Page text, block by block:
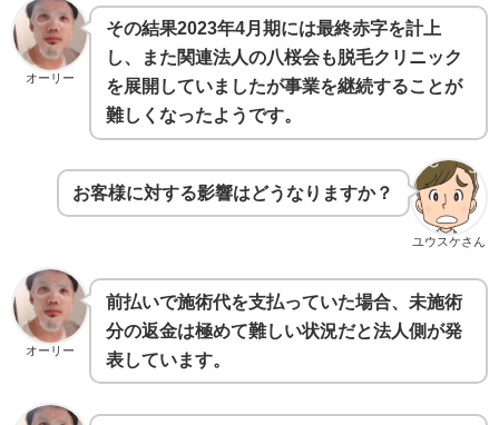
オーリー
その結果2023年4月期には最終赤字を計上
し、また関連法人の八桜会も脱毛クリニック
を展開していましたが事業を継続することが
難しくなったようです。
ユウスケさん
お客様に対する影響はどうなりますか？
オーリー
前払いで施術代を支払っていた場合、未施術
分の返金は極めて難しい状況だと法人側が発
表しています。